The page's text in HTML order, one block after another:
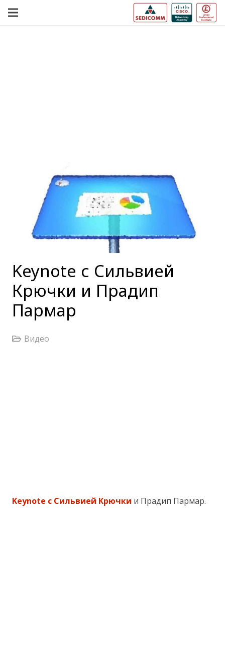
Keynote с Сильвией
Крючки и Прадип
Пармар
Видео
Keynote с Сильвией Крючки и Прадип Пармар.